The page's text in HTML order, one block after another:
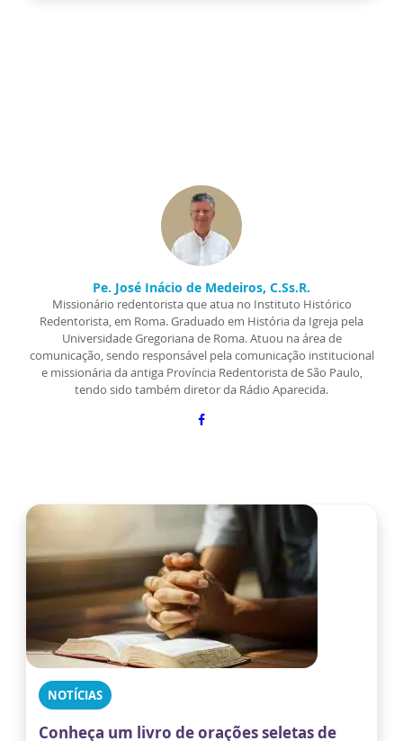
Pe. José Inácio de Medeiros, C.Ss.R.
Missionário redentorista que atua no Instituto Histórico
Redentorista, em Roma. Graduado em História da Igreja pela
Universidade Gregoriana de Roma. Atuou na área de
comunicação, sendo responsável pela comunicação institucional
e missionária da antiga Província Redentorista de São Paulo,
tendo sido também diretor da Rádio Aparecida.
NOTÍCIAS
Conheça um livro de orações seletas de